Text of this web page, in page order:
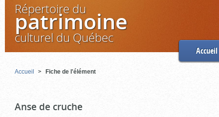
Répertoire du
patrimoine
culturel du Québec
Accueil
Accueil Fiche de l'élément
Anse de cruche